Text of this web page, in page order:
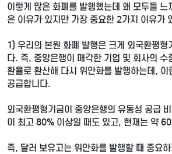
이렇게 많은 화폐를 발행했는데 왜 모두들
은 이유가 있지만 가장 중요한 2가지 이유가
1) 우리의 본원 화폐 발행은 크게 외국환평형
다. 즉, 중앙은행이 매각한 기업 및 회사의 수
환율로 환산해 다시 위안화를 발행하는데,
공급합니다.
외국환평형기금이 중앙은행의 유동성 공급
이 최고 80% 이상일 때도 있고, 현재는 약
즉, 달러 보유고는 위안화를 발행할 때 중요